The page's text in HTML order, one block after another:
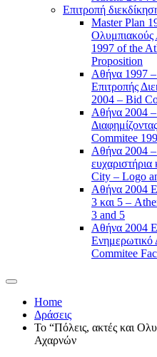
Επιτροπή
Master Plan
Ολυμπιακούς
1997 of the
Proposition
Αθήνα 1997
Επιτροπής
2004 – Bid
Αθήνα 2004 –
Commitee
Αθήνα 2004
City – Logo
Αθήνα 2004
3 και 5 –
3 and 5
Αθήνα 2004
Ενημερωτικό
Commitee
Home
Δράσεις
Το “Πόλεις, ακτές και
Αχαρνών